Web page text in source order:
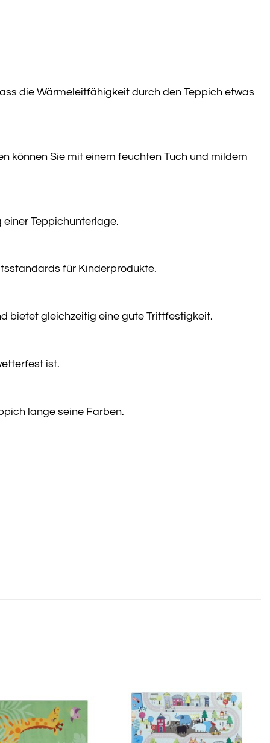
die Wärmeleitfähigkeit durch den Teppich etwas
können Sie mit einem feuchten Tuch und mildem
einer Teppichunterlage.
für Kinderprodukte.
bietet gleichzeitig eine gute Trittfestigkeit.
ist.
lange seine Farben.